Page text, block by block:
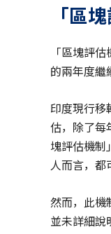
「區
「區塊評
的兩年度繼
印度現行移
估，除了每
塊評估機制
人而言，都
然而，此機
並未詳細說